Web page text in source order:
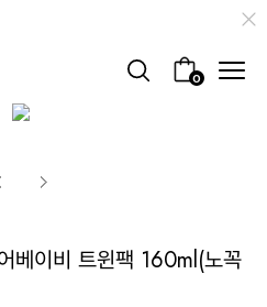
0
베이비 트윈팩 160ml(노꼭